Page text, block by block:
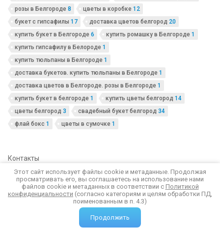
розы в Белгороде 8 цветы в коробке 12
букет с гипсафилы 17 доставка цветов белгород 20
купить букет в Белгороде 6 купить ромашку в Белгороде 1
купить гипсафилу в Белороде 1
купить тюльпаны в Белгороде 1
доставка букетов. купить тюльпаны в Белгороде 1
доставка цветов в Белгороде. розы в Белгороде 1
купить букет в белгороде 1 купить цветы белгород 14
цветы белгород 3 свадебный букет белгород 34
флай бокс 1 цветы в сумочке 1
Контакты
© 2020 Модерн
Политика конфиденциальности
Я, снова Я и Модерн. Мастерская флористики № 1 в Белгороде.
Этот сайт использует файлы cookie и метаданные. Продолжая
просматривать его, вы соглашаетесь на использование нами
файлов cookie и метаданных в соответствии с Политикой
конфиденциальности (согласно категориям и целям обработки ПД,
поименованным в п. 4.3)
Продолжить